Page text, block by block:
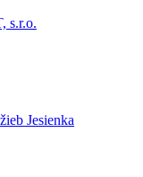
s.r.o.
Jesienka